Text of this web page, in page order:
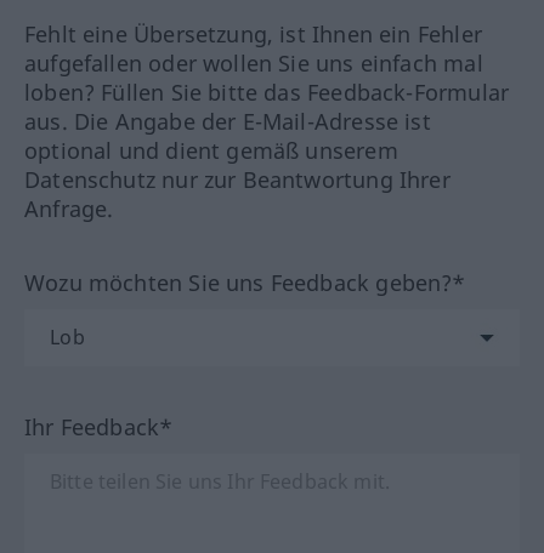
Fehlt eine Übersetzung, ist Ihnen ein Fehler
aufgefallen oder wollen Sie uns einfach mal
loben? Füllen Sie bitte das Feedback-Formular
aus. Die Angabe der E-Mail-Adresse ist
optional und dient gemäß unserem
Datenschutz nur zur Beantwortung Ihrer
Anfrage.
Wozu möchten Sie uns Feedback geben?*
Ihr Feedback*